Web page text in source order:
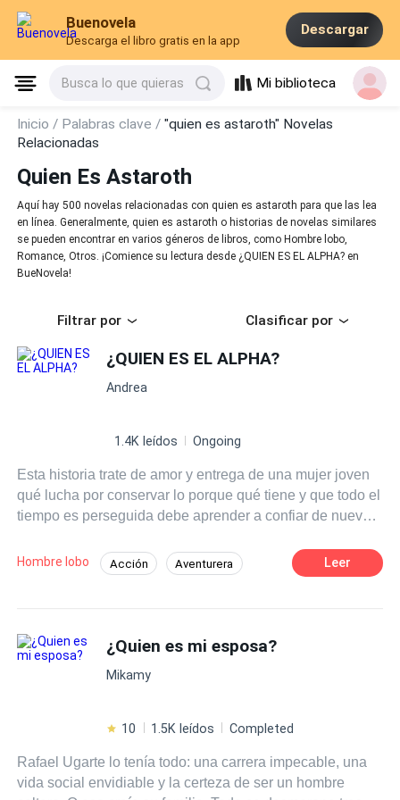
Buenovela
Descarga el libro gratis en la app
Descargar
Busca lo que quieras Mi biblioteca
Inicio / Palabras clave /"quien es astaroth" Novelas
Relacionadas
Quien Es Astaroth
Aquí hay 500 novelas relacionadas con quien es astaroth para que las lea
en línea. Generalmente, quien es astaroth o historias de novelas similares
se pueden encontrar en varios géneros de libros, como Hombre lobo,
Romance, Otros. ¡Comience su lectura desde ¿QUIEN ES EL ALPHA? en
BueNovela!
Filtrar por Clasificar por
¿QUIEN ES EL ALPHA?
Andrea
1.4K leídos Ongoing
Esta historia trate de amor y entrega de una mujer joven
qué lucha por conservar lo porque qué tiene y que todo el
tiempo es perseguida debe aprender a confiar de nuevo y
para conservar lo que le pertenece? ¿cuantos retos
deberá enfrentar? ¿obtendrá un final feliz o será el
Hombre lobo Acción Aventurera
Construcción de Poder Embarazo
Leer
¿Quien es mi esposa?
Mikamy
10 1.5K leídos Completed
Rafael Ugarte lo tenía todo: una carrera impecable, una
vida social envidiable y la certeza de ser un hombre